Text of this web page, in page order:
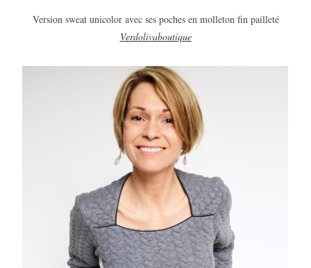
Version sweat unicolor avec ses poches en molleton fin pailleté
Verdolivaboutique